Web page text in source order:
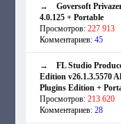
→ Goversoft
4.0.125 + Portable
Просмотров: 227 913
Комментариев: 45
→ FL Studio
Edition v26.1.3.5570
Plugins Edition +
Просмотров: 213 620
Комментариев: 28